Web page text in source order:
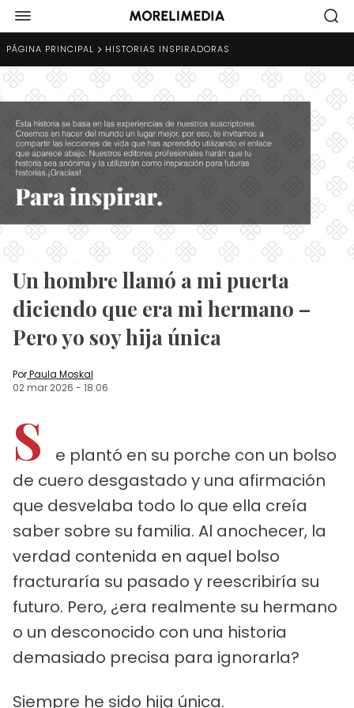
PÁGINA PRINCIPAL HISTORIAS INSPIRADORAS
Un hombre llamó a mi puerta
diciendo que era mi hermano –
Pero yo soy hija única
PorPaula Moskal
02 mar 2026 - 18:06
S
e plantó en su porche con un bolso
de cuero desgastado y una afirmación
que desvelaba todo lo que ella creía
saber sobre su familia. Al anochecer, la
verdad contenida en aquel bolso
fracturaría su pasado y reescribiría su
futuro. Pero, ¿era realmente su hermano
o un desconocido con una historia
demasiado precisa para ignorarla?
Siempre he sido hija única.